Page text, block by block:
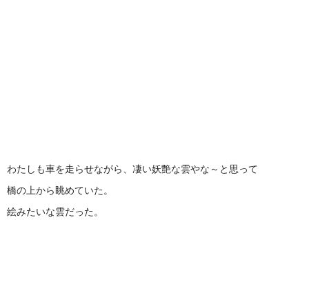
わたしも車を走らせながら、凄い妖艶な雲やな～と思って
橋の上から眺めていた。
絵みたいな雲だった。